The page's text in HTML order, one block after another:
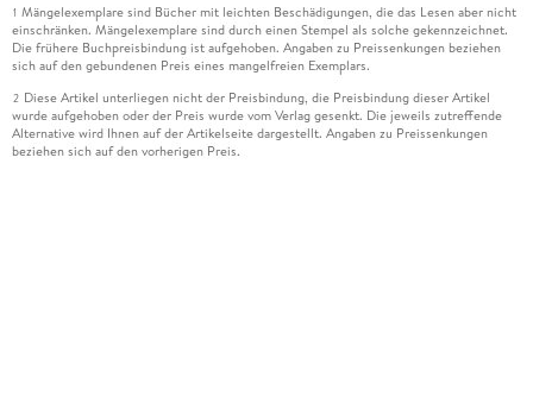
1 Mängelexemplare sind Bücher mit leichten Beschädigungen, die das Lesen aber nicht
einschränken. Mängelexemplare sind durch einen Stempel als solche gekennzeichnet.
Die frühere Buchpreisbindung ist aufgehoben. Angaben zu Preissenkungen beziehen
sich auf den gebundenen Preis eines mangelfreien Exemplars.
2 Diese Artikel unterliegen nicht der Preisbindung, die Preisbindung dieser Artikel
wurde aufgehoben oder der Preis wurde vom Verlag gesenkt. Die jeweils zutreffende
Alternative wird Ihnen auf der Artikelseite dargestellt. Angaben zu Preissenkungen
beziehen sich auf den vorherigen Preis.